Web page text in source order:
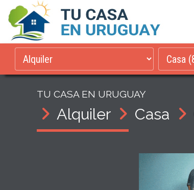
TU CASA EN URUGUAY
Alquiler Casa